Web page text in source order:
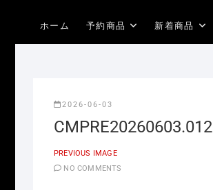
ホーム 予約商品 新着商品
2026-06-03
CMPRE20260603.012
PREVIOUS IMAGE
NO COMMENTS